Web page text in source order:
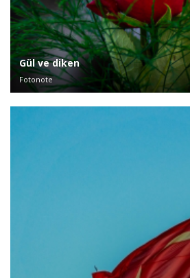
Gül ve diken
Fotonote